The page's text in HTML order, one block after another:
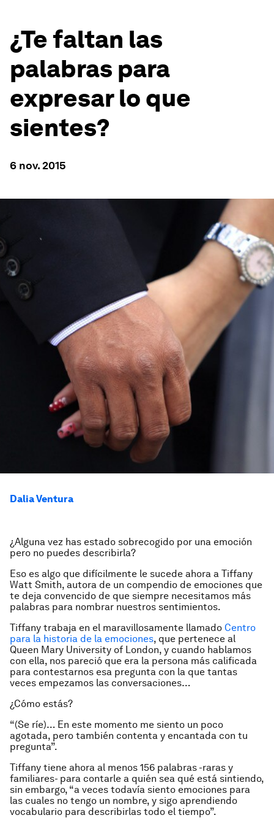
¿Te faltan las
palabras para
expresar lo que
sientes?
6 nov. 2015
Dalia Ventura
¿Alguna vez has estado sobrecogido por una emoción
pero no puedes describirla?
Eso es algo que difícilmente le sucede ahora a Tiffany
Watt Smith, autora de un compendio de emociones que
te deja convencido de que siempre necesitamos más
palabras para nombrar nuestros sentimientos.
Tiffany trabaja en el maravillosamente llamado Centro
para la historia de la emociones, que pertenece al
Queen Mary University of London, y cuando hablamos
con ella, nos pareció que era la persona más calificada
para contestarnos esa pregunta con la que tantas
veces empezamos las conversaciones…
¿Cómo estás?
“(Se ríe)… En este momento me siento un poco
agotada, pero también contenta y encantada con tu
pregunta”.
Tiffany tiene ahora al menos 156 palabras -raras y
familiares- para contarle a quién sea qué está sintiendo,
sin embargo, “a veces todavía siento emociones para
las cuales no tengo un nombre, y sigo aprendiendo
vocabulario para describirlas todo el tiempo”.